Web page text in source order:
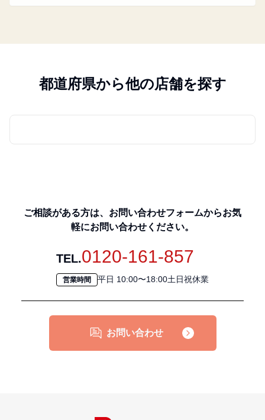
都道府県から他の店舗を探す
ご相談がある方は、お問い合わせフォームからお気
軽にお問い合わせください。
TEL.0120-161-857
営業時間 平日 10:00〜18:00土日祝休業
お問い合わせ